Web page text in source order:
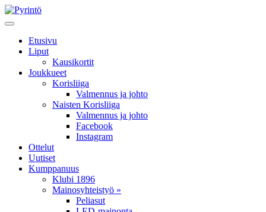
Etusivu
Liput
Kausikortit
Joukkueet
Korisliiga
Valmennus ja johto
Naisten Korisliiga
Valmennus ja johto
Facebook
Instagram
Ottelut
Uutiset
Kumppanuus
Klubi 1896
Mainosyhteistyö »
Peliasut